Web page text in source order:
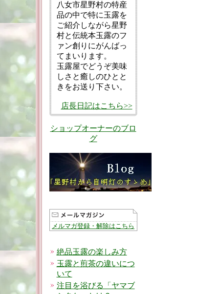
八女市星野村の特産
品の中で特に玉露を
ご紹介しながら星野
村と伝統本玉露のフ
ァン創りにがんばっ
てまいります。
玉露屋でどうぞ美味
しさと癒しのひとと
きをお送り下さい。
店長日記はこちら>>
ショップオーナーのブロ
グ
メルマガ登録・解除はこちら
絶品玉露の楽しみ方
玉露と煎茶の違いにつ
いて
注目を浴びる「ヤマブ